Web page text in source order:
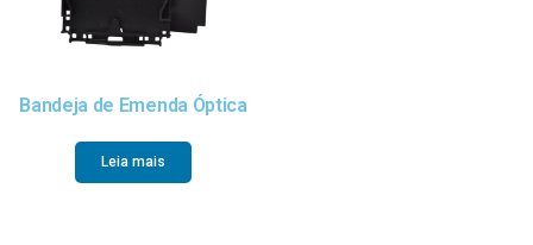
Bandeja de Emenda Óptica
Leia mais